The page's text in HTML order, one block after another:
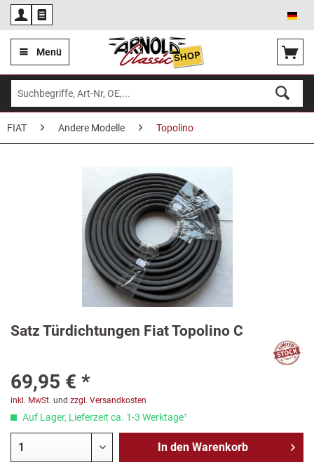
Menü
FIAT Andere Modelle Topolino
Satz Türdichtungen Fiat Topolino C
69,95 € *
inkl. MwSt. und zzgl. Versandkosten
Auf Lager, Lieferzeit ca. 1-3 Werktage¹
In den Warenkorb